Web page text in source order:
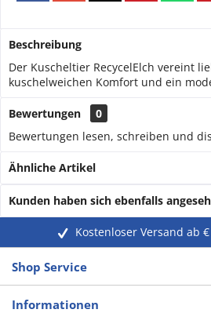
Beschreibung
Der Kuscheltier RecycelElch vereint
kuschelweichen Komfort und ein
Bewertungen
0
Bewertungen lesen, schreiben und
Ähnliche Artikel
Kunden haben sich ebenfalls
Kostenloser Versand ab
Shop Service
Informationen